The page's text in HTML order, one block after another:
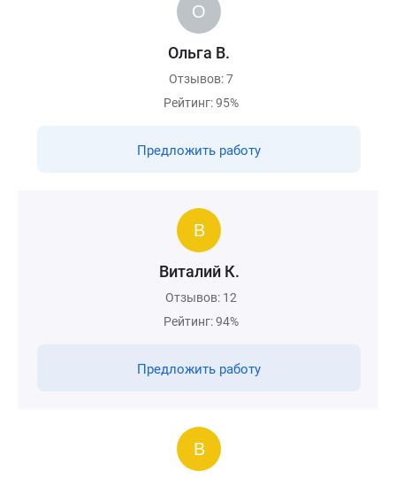
Ольга В.
Отзывов: 7
Рейтинг: 95%
Предложить работу
Виталий К.
Отзывов: 12
Рейтинг: 94%
Предложить работу